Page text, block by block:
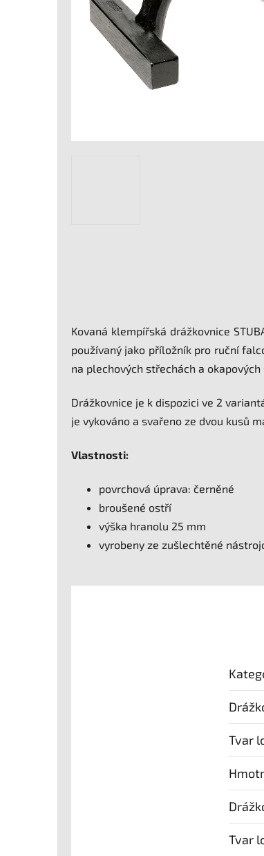
Kovaná klempířská drážkovnice
používaný jako příložník pro ruční
na plechových střechách a okapových
Drážkovnice je k dispozici ve 2
je vykováno a svařeno ze dvou kusů
Vlastnosti:
povrchová úprava: černěné
broušené ostří
výška hranolu 25 mm
vyrobeny ze zušlechtěné
Tvar
Tvar